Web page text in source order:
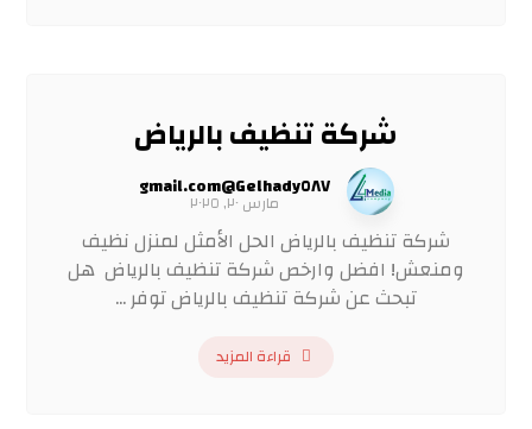
شركة تنظيف بالرياض
Gelhady٥٨٧@gmail.com
مارس ٢٠, ٢٠٢٥
شركة تنظيف بالرياض الحل الأمثل لمنزل نظيف
ومنعش! افضل وارخص شركة تنظيف بالرياض هل
تبحث عن شركة تنظيف بالرياض توفر ...
قراءة المزيد